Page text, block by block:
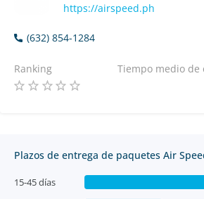
https://airspeed.ph
(632) 854-1284
Ranking Tiempo medio de
Plazos de entrega de paquetes Air
15-45 días